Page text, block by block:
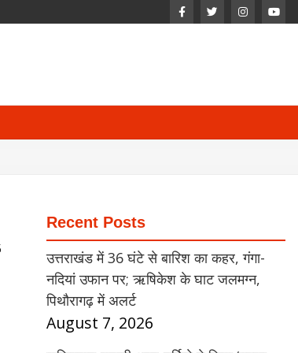
Recent Posts
उत्तराखंड में 36 घंटे से बारिश का कहर, गंगा-
नदियां उफान पर; ऋषिकेश के घाट जलमग्न,
पिथौरागढ़ में अलर्ट
August 7, 2026